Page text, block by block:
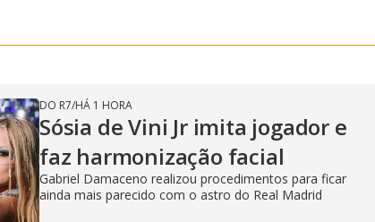
DO R7/HÁ 1 HORA
Sósia de Vini Jr imita jogador e
faz harmonização facial
Gabriel Damaceno realizou procedimentos para ficar
ainda mais parecido com o astro do Real Madrid